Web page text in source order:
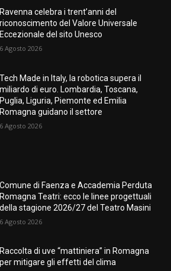
Ravenna celebra i trent’anni del
riconoscimento del Valore Universale
Eccezionale del sito Unesco
6 Agosto 2026
Tech Made in Italy, la robotica supera il
miliardo di euro. Lombardia, Toscana,
Puglia, Liguria, Piemonte ed Emilia
Romagna guidano il settore
6 Agosto 2026
Comune di Faenza e Accademia Perduta
Romagna Teatri: ecco le linee progettuali
della stagione 2026/27 del Teatro Masini
6 Agosto 2026
Raccolta di uve “mattiniera” in Romagna
per mitigare gli effetti del clima